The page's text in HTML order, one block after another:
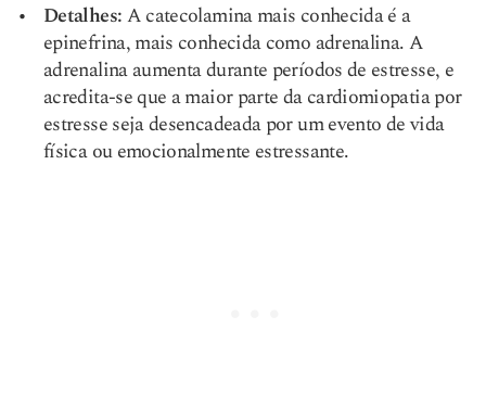
Detalhes:A catecolamina mais conhecida é a
epinefrina, mais conhecida como adrenalina. A
adrenalina aumenta durante períodos de estresse, e
acredita-se que a maior parte da cardiomiopatia por
estresse seja desencadeada por um evento de vida
física ou emocionalmente estressante.